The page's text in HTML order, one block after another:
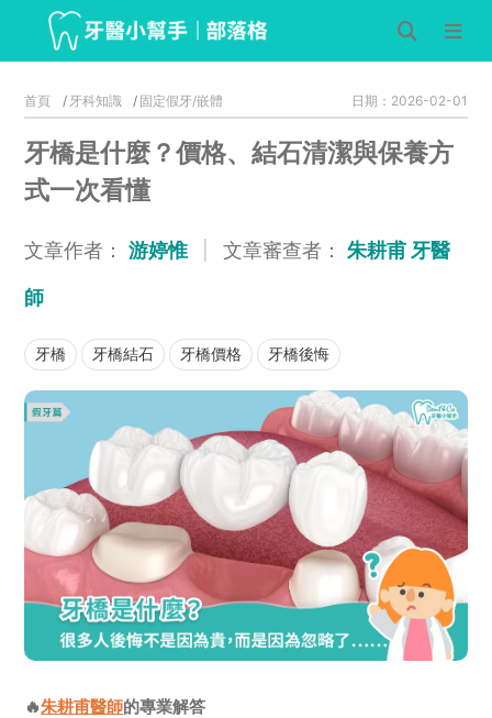
首頁 牙科知識 固定假牙/嵌體 日期：2026-02-01
牙橋是什麼？價格、結石清潔與保養方
式一次看懂
文章作者： 游婷惟 文章審查者： 朱耕甫 牙醫
師
牙橋 牙橋結石 牙橋價格 牙橋後悔
🔥朱耕甫醫師的專業解答